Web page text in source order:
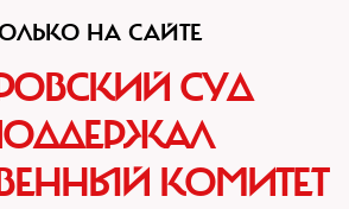
НА САЙТЕ
СУД
КОМИТЕТ